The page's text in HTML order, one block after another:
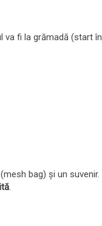
va fi la grămadă (start în
bag) și un suvenir.
.